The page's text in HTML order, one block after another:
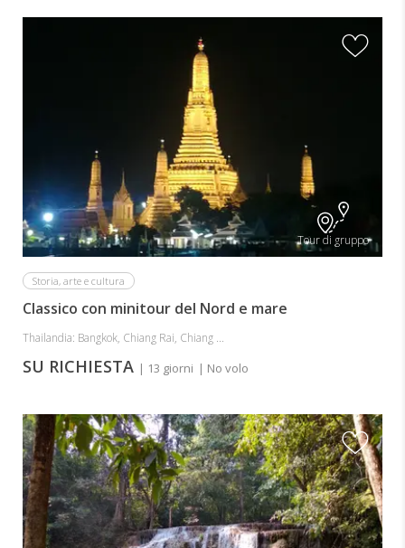
Tour di gruppo
Storia, arte e cultura
Classico con minitour del Nord e mare
Thailandia: Bangkok, Chiang Rai, Chiang ...
SU RICHIESTA | 13 giorni | No volo